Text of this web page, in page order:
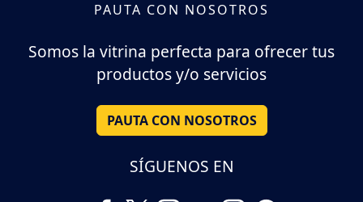
PAUTA CON NOSOTROS
Somos la vitrina perfecta para ofrecer tus
productos y/o servicios
PAUTA CON NOSOTROS
SÍGUENOS EN